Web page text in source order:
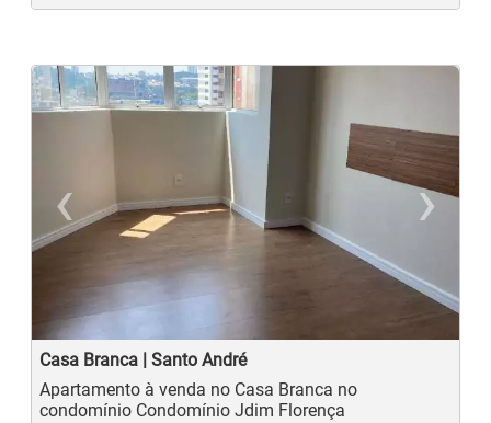
‹
Previous
›
Casa Branca | Santo André
Apartamento à venda no Casa Branca no
condomínio Condomínio Jdim Florença